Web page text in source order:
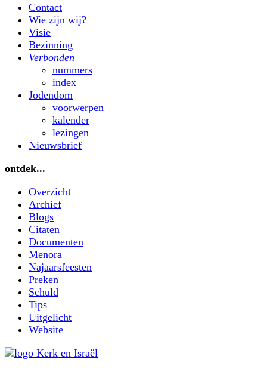
Contact
Wie zijn wij?
Visie
Bezinning
Verbonden
nummers
index
Jodendom
voorwerpen
kalender
lezingen
Nieuwsbrief
ontdek...
Overzicht
Archief
Blogs
Citaten
Documenten
Menora
Najaarsfeesten
Preken
Schuld
Tips
Uitgelicht
Website